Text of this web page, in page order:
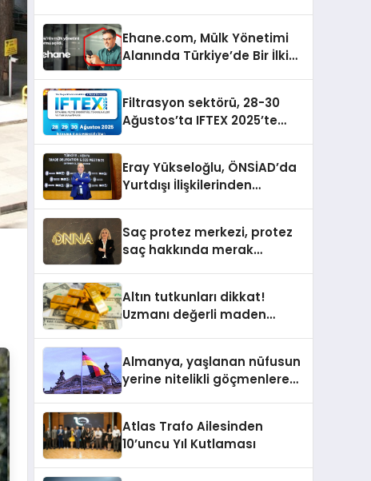
Ehane.com, Mülk Yönetimi
Alanında Türkiye’de Bir İlki
Filtrasyon sektörü, 28-30
Ağustos’ta IFTEX 2025’te
Eray Yükseloğlu, ÖNSİAD’da
Yurtdışı İlişkilerinden
Saç protez merkezi, protez
saç hakkında merak
Altın tutkunları dikkat!
Uzmanı değerli maden
Almanya, yaşlanan nüfusun
yerine nitelikli göçmenlere
Atlas Trafo Ailesinden
10’uncu Yıl Kutlaması